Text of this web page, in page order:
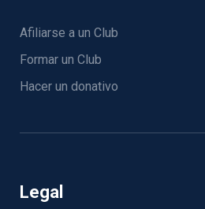
Afiliarse a un Club
Formar un Club
Hacer un donativo
Legal